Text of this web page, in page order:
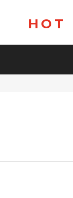
HOT